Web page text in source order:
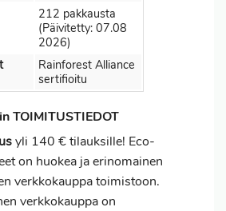
212 pakkausta
(Päivitetty: 07.08
2026)
Rainforest Alliance
sertifioitu
TOIMITUSTIEDOT
yli 140 € tilauksille! Eco-
on huokea ja erinomainen
verkkokauppa toimistoon.
verkkokauppa on